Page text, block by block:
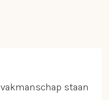
staan